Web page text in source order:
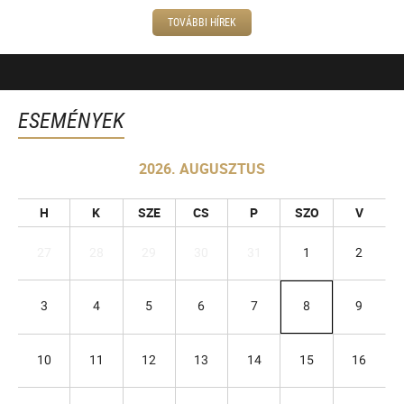
TOVÁBBI HÍREK
ESEMÉNYEK
2026. AUGUSZTUS
H K SZE CS P SZO V
1 2
3 4 5 6 7 8 9
10 11 12 13 14 15 16